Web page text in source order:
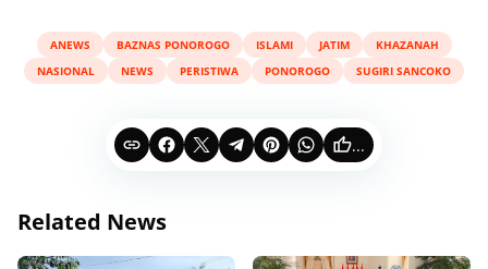
ANEWS BAZNAS PONOROGO ISLAMI JATIM
KHAZANAH
NASIONAL
NEWS PERISTIWA PONOROGO SUGIRI SANCOKO
...
Related News